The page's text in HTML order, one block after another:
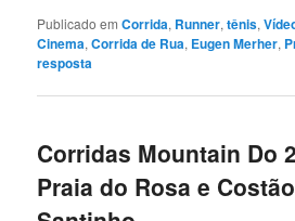
Publicado em Corrida, Runner,tênis,
Cinema,Corrida de Rua, Eugen Merher,
resposta
Corridas Mountain Do
Praia do Rosa e